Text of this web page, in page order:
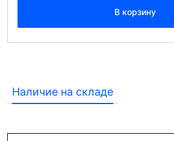
В корзину
Наличие на складе